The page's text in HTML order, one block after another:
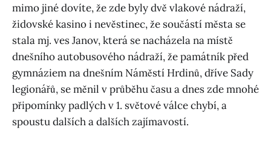
mimo jiné dovíte, že zde byly dvě vlakové nádraží,
židovské kasino i nevěstinec, že součástí města se
stala mj. ves Janov, která se nacházela na místě
dnešního autobusového nádraží, že památník před
gymnáziem na dnešním Náměstí Hrdinů, dříve Sady
legionářů, se měnil v průběhu času a dnes zde mnohé
připomínky padlých v 1. světové válce chybí, a
spoustu dalších a dalších zajímavostí.